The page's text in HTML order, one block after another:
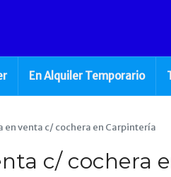
En Alquiler Temporario
en venta c/ cochera en Carpintería
c/ cochera